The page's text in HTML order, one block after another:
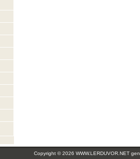
Copyright © 2026 WWW.LERDUVOR.NET